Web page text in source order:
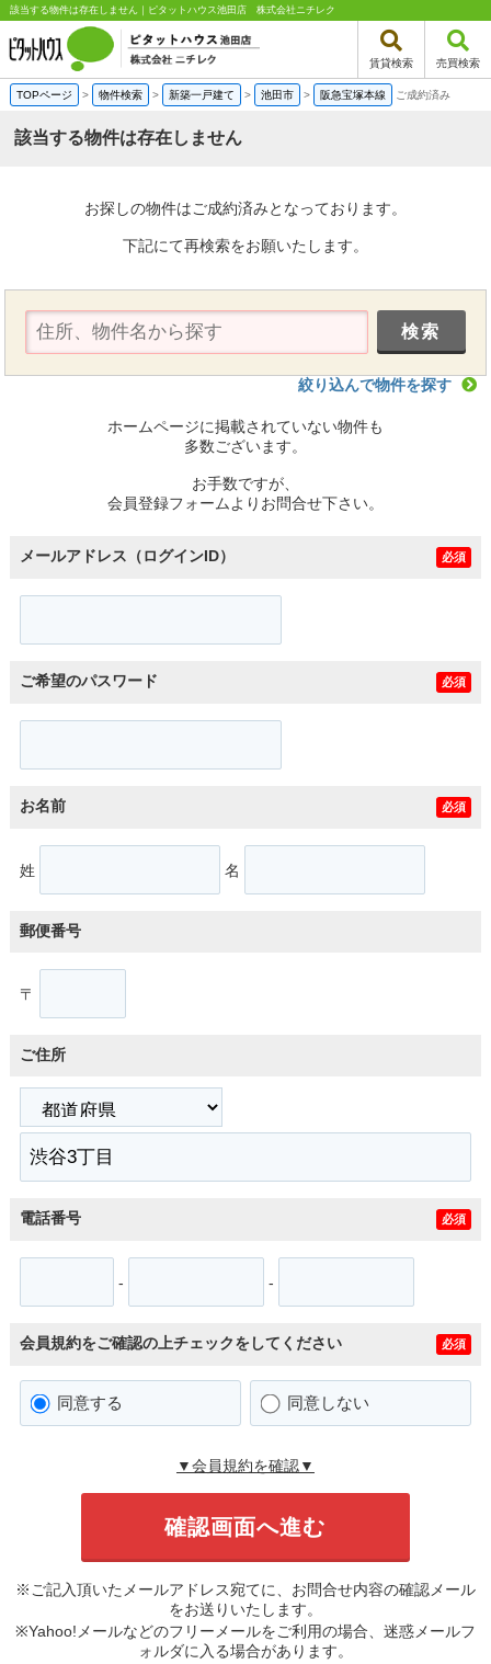
該当する物件は存在しません｜ピタットハウス池田店 株式会社ニチレク
賃貸検索 売買検索
TOPページ > 物件検索 > 新築一戸建て > 池田市 > 阪急宝塚本線 ご成約済み
該当する物件は存在しません
お探しの物件はご成約済みとなっております。
下記にて再検索をお願いたします。
絞り込んで物件を探す
ホームページに掲載されていない物件も
多数ございます。
お手数ですが、
会員登録フォームよりお問合せ下さい。
メールアドレス（ログインID） 必須
ご希望のパスワード 必須
お名前 必須
姓 名
郵便番号
〒
ご住所
電話番号 必須
- -
会員規約をご確認の上チェックをしてください 必須
同意する 同意しない
▼会員規約を確認▼
※ご記入頂いたメールアドレス宛てに、お問合せ内容の確認メール
をお送りいたします。
※Yahoo!メールなどのフリーメールをご利用の場合、迷惑メールフ
ォルダに入る場合があります。